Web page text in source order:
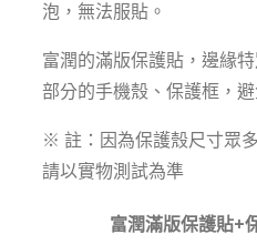
泡，無法服貼。
富潤的滿版保護貼，邊緣
部分的手機殼、保護框，
※ 註：因為保護殼尺寸眾
請以實物測試為準
富潤滿版保護貼+